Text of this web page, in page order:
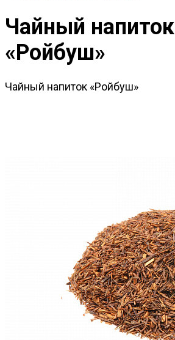
Чайный напиток
«Ройбуш»
Чайный напиток «Ройбуш»